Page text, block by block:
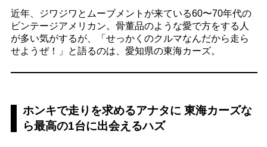
近年、ジワジワとムーブメントが来ている60〜70年代の
ビンテージアメリカン。骨董品のような愛で方をする人
が多い気がするが、「せっかくのクルマなんだから走ら
せようぜ！」と語るのは、愛知県の東海カーズ。
ホンキで走りを求めるアナタに 東海カーズな
ら最高の1台に出会えるハズ